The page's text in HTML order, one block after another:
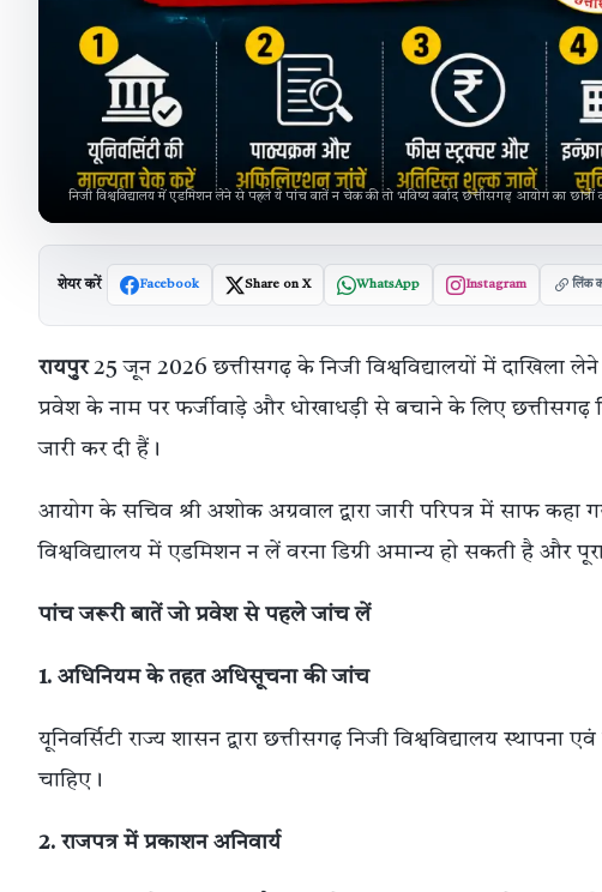
निजी विश्वविद्यालय में एडमिशन लेने से पहले ये पांच बातें न चेक की तो भविष्य बर्बाद छत्तीसगढ़ आयोग का
शेयर करें Facebook Share on X WhatsApp Instagram लिंक
रायपुर25 जून 2026 छत्तीसगढ़ के निजी विश्वविद्यालयों में दाखिला
प्रवेश के नाम पर फर्जीवाड़े और धोखाधड़ी से बचाने के लिए छत्तीसगढ़
जारी कर दी हैं।
आयोग के सचिव श्री अशोक अग्रवाल द्वारा जारी परिपत्र में साफ कहा
विश्वविद्यालय में एडमिशन न लें वरना डिग्री अमान्य हो सकती है और
पांच जरूरी बातें जो प्रवेश से पहले जांच लें
1. अधिनियम के तहत अधिसूचना की जांच
यूनिवर्सिटी राज्य शासन द्वारा छत्तीसगढ़ निजी विश्वविद्यालय
चाहिए।
2. राजपत्र में प्रकाशन अनिवार्य